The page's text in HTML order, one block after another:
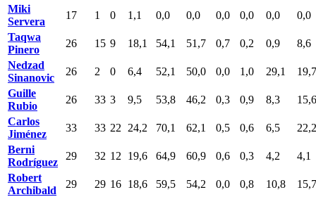
Miki
Servera
17 1 0 1,1 0,0 0,0 0,0 0,0 0,0
0,0
Taqwa
Pinero
26 15 9 18,1 54,1 51,7 0,7 0,2 0,9
8,6
Nedzad
Sinanovic
26 2 0 6,4 52,1 50,0 0,0 1,0 29,1
19,7
Guille
Rubio
26 33 3 9,5 53,8 46,2 0,3 0,9 8,3
15,6
Carlos
Jiménez
33 33 22 24,2 70,1 62,1 0,5 0,6 6,5
22,2
Berni
Rodríguez
29 32 12 19,6 64,9 60,9 0,6 0,3 4,2
4,1
Robert
Archibald
29 29 16 18,6 59,5 54,2 0,0 0,8 10,8
15,7